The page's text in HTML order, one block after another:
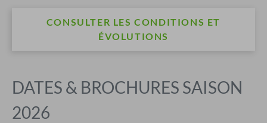
CONSULTER LES CONDITIONS ET
ÉVOLUTIONS
DATES & BROCHURES SAISON
2026